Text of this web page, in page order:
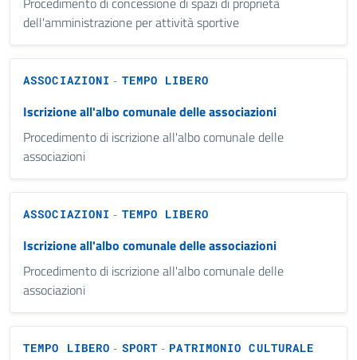
dell'amministrazione per attività sportive
ASSOCIAZIONI - TEMPO LIBERO
Iscrizione all'albo comunale delle associazioni
Procedimento di iscrizione all'albo comunale delle
associazioni
ASSOCIAZIONI - TEMPO LIBERO
Iscrizione all'albo comunale delle associazioni
Procedimento di iscrizione all'albo comunale delle
associazioni
TEMPO LIBERO - SPORT - PATRIMONIO CULTURALE